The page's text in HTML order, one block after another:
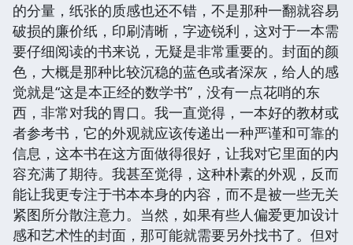
的分量，纸张的质感也还不错，不是那种一翻就容易
破损的廉价纸，印刷清晰，字迹锐利，这对于一本需
要仔细阅读的书来说，无疑是非常重要的。封面的颜
色，大概是那种比较沉稳的蓝色或者深灰，给人的感
觉就是“这是本正经的数学书”，没有一点花哨的东
西，非常对我的胃口。我一直觉得，一本好的教材或
者参考书，它的外观就应该传递出一种严谨和可靠的
信息，这本书在这方面做得很好，让我对它里面的内
容充满了期待。我甚至觉得，这种朴素的外观，反而
能让我更专注于书本本身的内容，而不是被一些无关
紧图所分散注意力。当然，如果有些人偏爱更加设计
感和艺术性的封面，那可能就需要另外找书了。但对